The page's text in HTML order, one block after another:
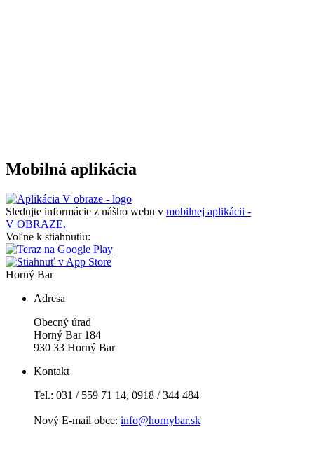
Mobilná aplikácia
Sledujte informácie z nášho webu v mobilnej aplikácii -
V OBRAZE.
Voľne k stiahnutiu:
Horný Bar
Adresa
Obecný úrad
Horný Bar 184
930 33 Horný Bar
Kontakt
Tel.: 031 / 559 71 14, 0918 / 344 484
Nový E-mail obce: info@hornybar.sk